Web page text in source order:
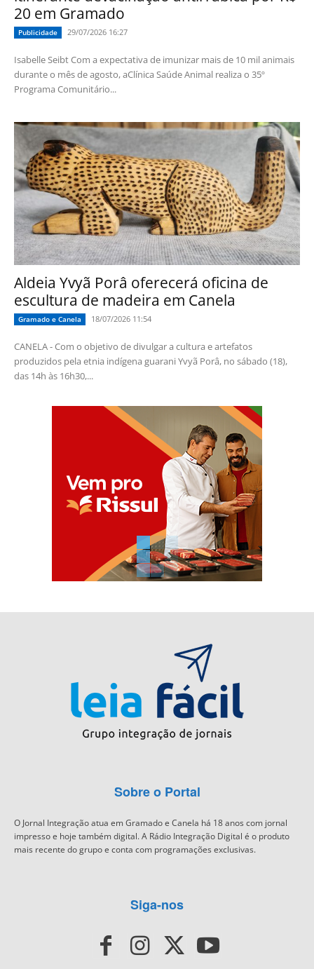
20 em Gramado
Publicidade 29/07/2026 16:27
Isabelle Seibt Com a expectativa de imunizar mais de 10 mil animais
durante o mês de agosto, aClínica Saúde Animal realiza o 35º
Programa Comunitário...
Aldeia Yvyã Porâ oferecerá oficina de
escultura de madeira em Canela
Gramado e Canela 18/07/2026 11:54
CANELA - Com o objetivo de divulgar a cultura e artefatos
produzidos pela etnia indígena guarani Yvyã Porâ, no sábado (18),
das 14h às 16h30,...
Sobre o Portal
O Jornal Integração atua em Gramado e Canela há 18 anos com jornal
impresso e hoje também digital. A Rádio Integração Digital é o produto
mais recente do grupo e conta com programações exclusivas.
Siga-nos